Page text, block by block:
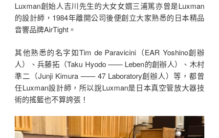
Luxman創始人吉川先生的大女女婿三浦篤亦曾是Luxman
的設計師，1984年離開公司後便創立大家熟悉的日本精品
音響品牌AirTight。
其他熟悉的名字如Tim de Paravicini（EAR Yoshino創辦
人）、兵藤拓（Taku Hyodo —— Leben的創辦人）、木村
準二（Junji Kimura —— 47 Laboratory創辦人）等，都曾
任Luxman設計師，所以說Luxman是日本真空管放大器技
術的搖籃也不算誇張！